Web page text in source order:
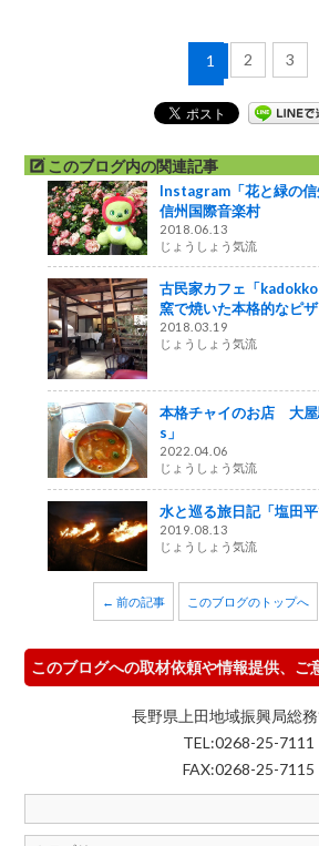
1 2 3
このブログ内の関連記事
Instagram「花と緑の
信州国際音楽村
2018.06.13
じょうしょう気流
古民家カフェ「
窯で焼いた本格的なピザ
2018.03.19
じょうしょう気流
本格チャイのお店 大
s」
2022.04.06
じょうしょう気流
水と巡る旅日記「塩田
2019.08.13
じょうしょう気流
← 前の記事 このブログのトップへ
このブログへの取材依頼や情報提供、ご
長野県上田地域振興局総
TEL:0268-25-7111
FAX:0268-25-7115